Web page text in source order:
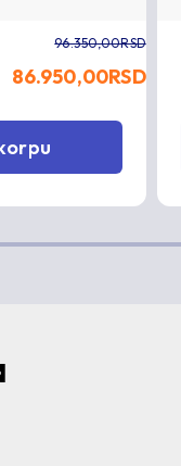
96.350,00RSD
86.950,00RSD